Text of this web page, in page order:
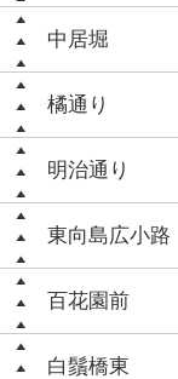
中居堀
橘通り
明治通り
東向島広小路
百花園前
白鬚橋東